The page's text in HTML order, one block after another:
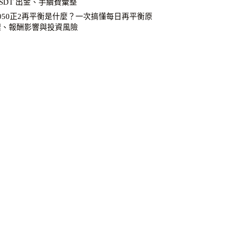
出金、手續費彙整
正2再平衡是什麼？一次搞懂每日再平衡原
報酬影響與投資風險